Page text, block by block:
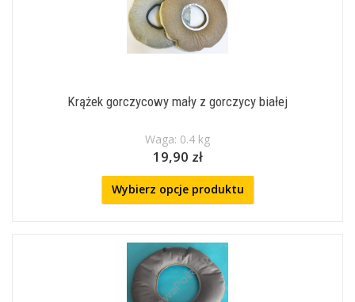
Krążek gorczycowy mały z gorczycy białej
Waga: 0.4 kg
19,90 zł
Wybierz opcje produktu